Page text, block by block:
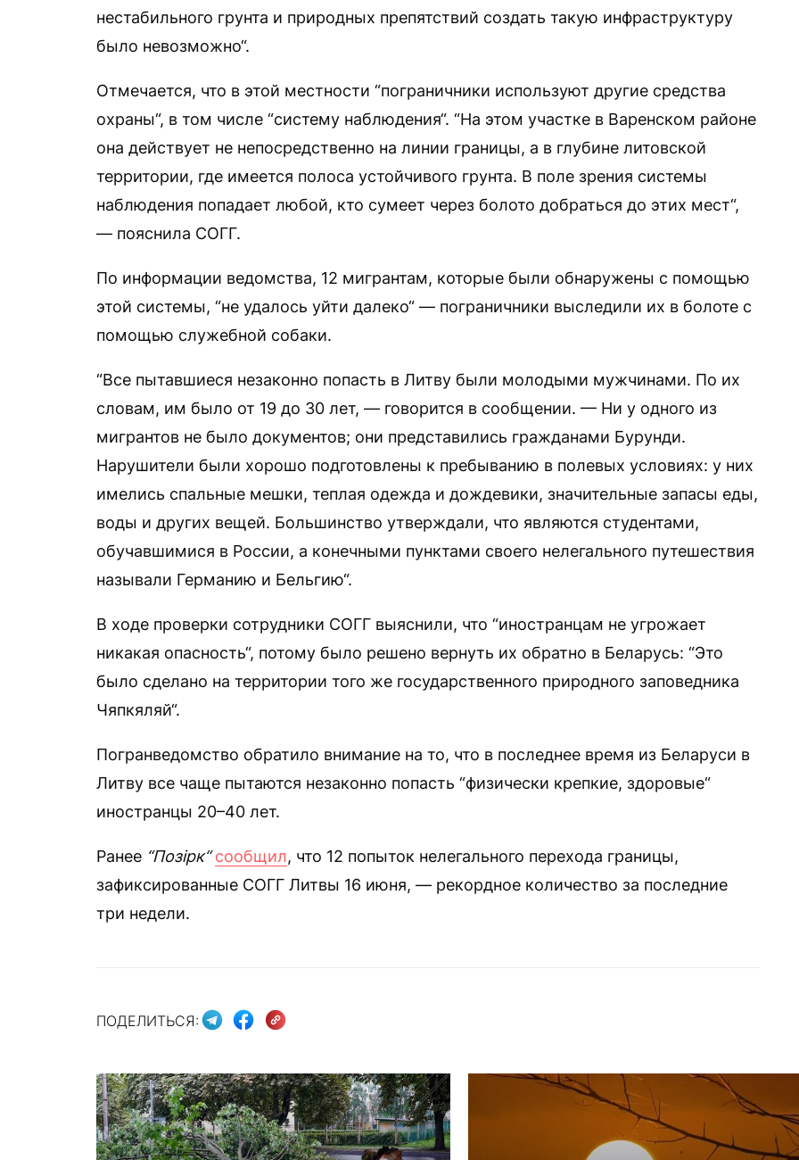
нестабильного грунта и природных препятствий создать такую инфраструктуру
было невозможно“.
Отмечается, что в этой местности “пограничники используют другие средства
охраны“, в том числе “систему наблюдения“. “На этом участке в Варенском районе
она действует не непосредственно на линии границы, а в глубине литовской
территории, где имеется полоса устойчивого грунта. В поле зрения системы
наблюдения попадает любой, кто сумеет через болото добраться до этих мест“,
— пояснила СОГГ.
По информации ведомства, 12 мигрантам, которые были обнаружены с помощью
этой системы, “не удалось уйти далеко“ — пограничники выследили их в болоте с
помощью служебной собаки.
“Все пытавшиеся незаконно попасть в Литву были молодыми мужчинами. По их
словам, им было от 19 до 30 лет, — говорится в сообщении. — Ни у одного из
мигрантов не было документов; они представились гражданами Бурунди.
Нарушители были хорошо подготовлены к пребыванию в полевых условиях: у них
имелись спальные мешки, теплая одежда и дождевики, значительные запасы еды,
воды и других вещей. Большинство утверждали, что являются студентами,
обучавшимися в России, а конечными пунктами своего нелегального путешествия
называли Германию и Бельгию“.
В ходе проверки сотрудники СОГГ выяснили, что “иностранцам не угрожает
никакая опасность“, потому было решено вернуть их обратно в Беларусь: “Это
было сделано на территории того же государственного природного заповедника
Чяпкяляй“.
Погранведомство обратило внимание на то, что в последнее время из Беларуси в
Литву все чаще пытаются незаконно попасть “физически крепкие, здоровые“
иностранцы 20–40 лет.
Ранее “Позірк“ сообщил, что 12 попыток нелегального перехода границы,
зафиксированные СОГГ Литвы 16 июня, — рекордное количество за последние
три недели.
ПОДЕЛИТЬСЯ: